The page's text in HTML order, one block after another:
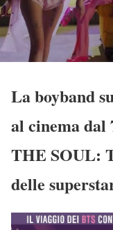
La boyband
al cinema dal
THE SOUL:
delle